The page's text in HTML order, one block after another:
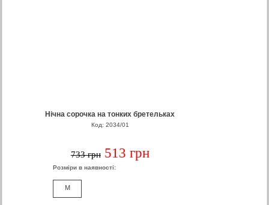
Нічна сорочка на тонких бретельках
Код: 2034/01
733 грн 513 грн
Розміри в наявності:
M